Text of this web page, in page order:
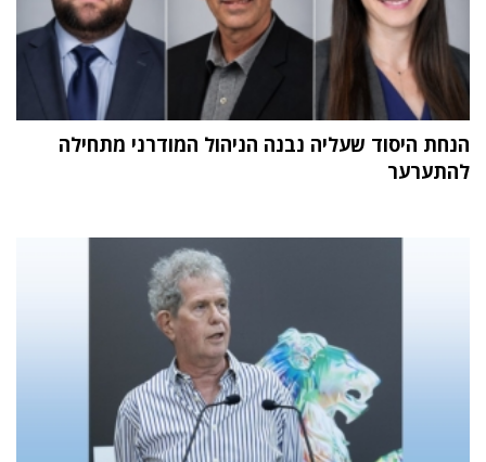
הנחת היסוד שעליה נבנה הניהול המודרני מתחילה
להתערער